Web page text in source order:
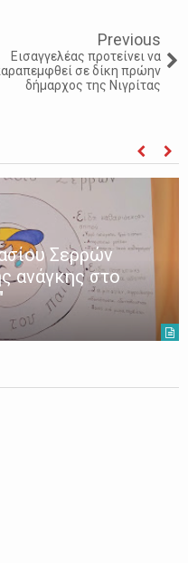
Previous
Εισαγγελέας προτείνει να
σε δίκη πρώην
δήμαρχος της Νιγρίτας
Σερρών
ανάγκης στο